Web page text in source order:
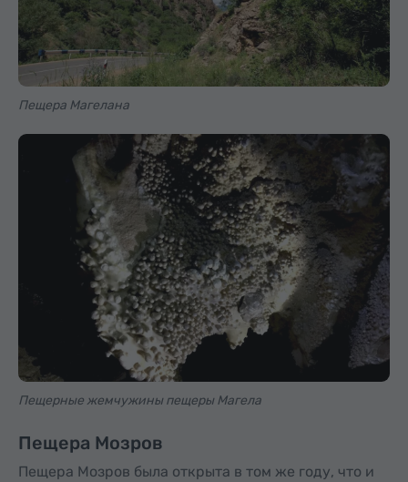
Пещера Магелана
Пещерные жемчужины пещеры Магела
Пещера Мозров
Пещера Мозров была открыта в том же году, что и